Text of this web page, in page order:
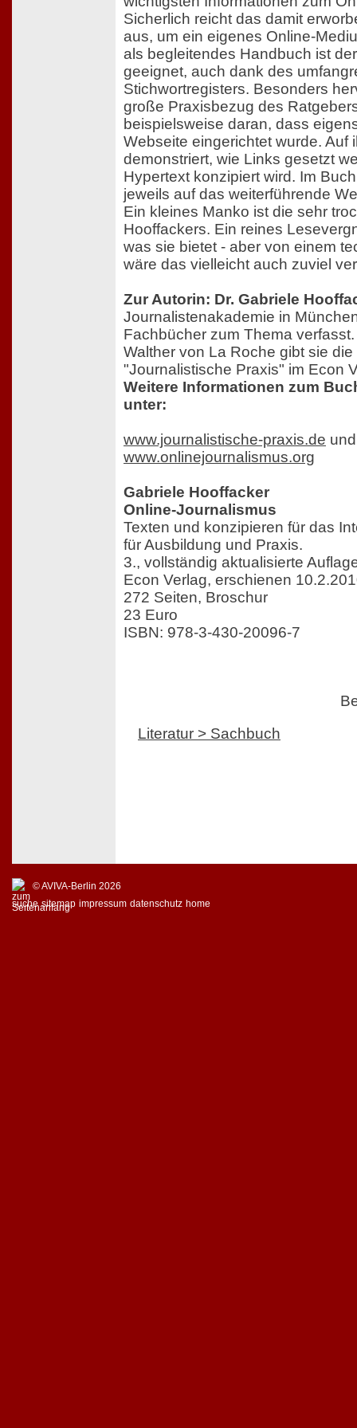
Sicherlich reicht das damit
aus, um ein eigenes Online-
als begleitendes Handbuch ist
geeignet, auch dank des
Stichwortregisters. Besonders
große Praxisbezug des
beispielsweise daran, dass
Webseite eingerichtet wurde. Auf
demonstriert, wie Links gesetzt
Hypertext konzipiert wird. Im
jeweils auf das weiterführende
Ein kleines Manko ist die sehr
Hooffackers. Ein reines
was sie bietet - aber von einem
wäre das vielleicht auch zuviel
Zur Autorin: Dr. Gabriele
Journalistenakademie in
Fachbücher zum Thema
Walther von La Roche gibt sie die
"Journalistische Praxis" im Econ
Weitere Informationen zum
unter:
www.journalistische-praxis.de und
www.onlinejournalismus.org
Gabriele Hooffacker
Online-Journalismus
Texten und konzipieren für das
für Ausbildung und Praxis.
3., vollständig aktualisierte
Econ Verlag, erschienen
272 Seiten, Broschur
23 Euro
ISBN: 978-3-430-20096-7
Literatur > Sachbuch
© AVIVA-Berlin 2026
suche sitemap impressum datenschutz home